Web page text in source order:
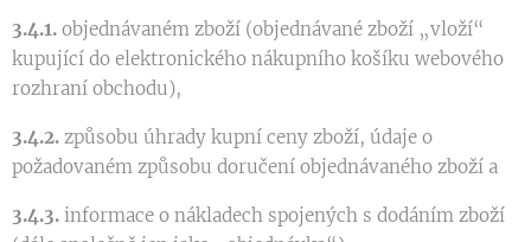
3.4.1. objednávaném zboží (objednávané zboží „vloží“
kupující do elektronického nákupního košíku webového
rozhraní obchodu),
3.4.2. způsobu úhrady kupní ceny zboží, údaje o
požadovaném způsobu doručení objednávaného zboží a
3.4.3. informace o nákladech spojených s dodáním zboží